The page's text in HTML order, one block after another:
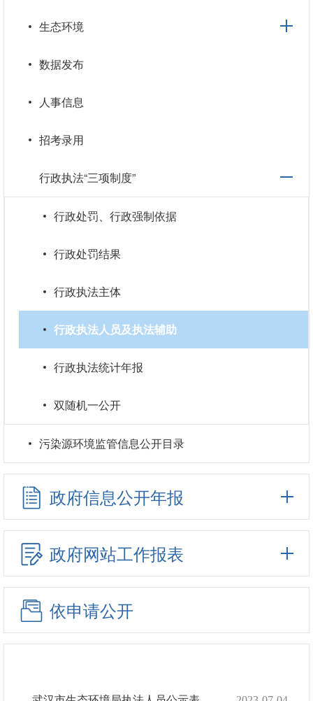
生态环境
数据发布
人事信息
招考录用
行政执法“三项制度”
行政处罚、行政强制依据
行政处罚结果
行政执法主体
行政执法人员及执法辅助
行政执法统计年报
双随机一公开
污染源环境监管信息公开目录
政府信息公开年报
政府网站工作报表
依申请公开